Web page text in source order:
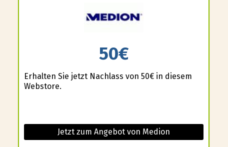
50€
Erhalten Sie jetzt Nachlass von 50€ in diesem
Webstore.
Jetzt zum Angebot von Medion